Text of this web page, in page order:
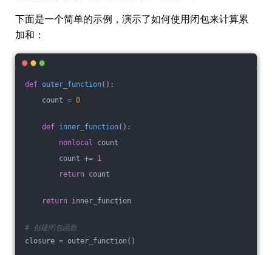
下面是一个简单的示例，演示了如何使用闭包来计算累
加和：
def outer_function() :
count = 0
def inner_function() :
nonlocal count
count += 1
return count
return inner_function
# 创建闭包函数
closure = outer_function()